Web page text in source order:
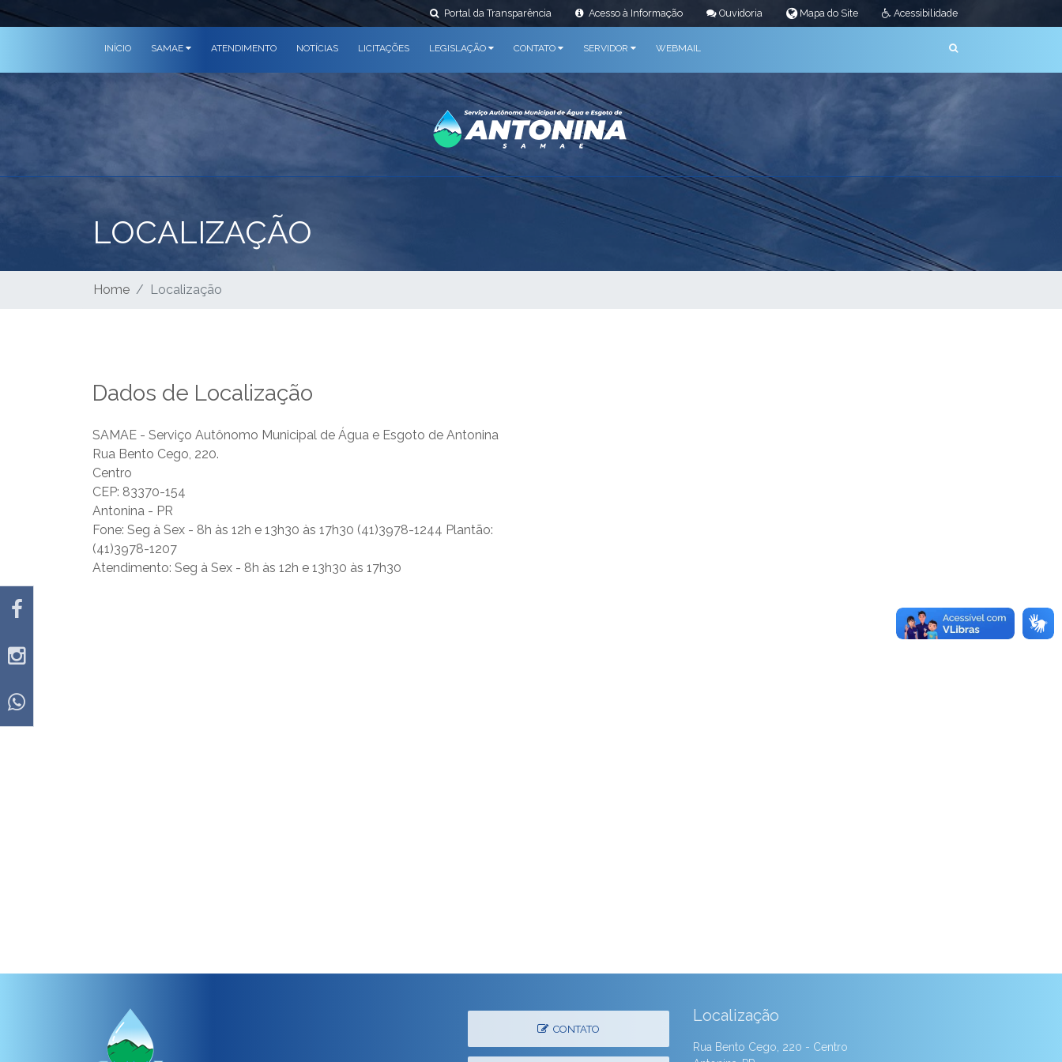
Acessibilidade
Mapa do Site
Ouvidoria
Acesso à Informação
Portal da Transparência
INÍCIO SAMAE ATENDIMENTO NOTÍCIAS LICITAÇÕES LEGISLAÇÃO CONTATO SERVIDOR WEBMAIL
LOCALIZAÇÃO
Home Localização
Dados de Localização
SAMAE - Serviço Autônomo Municipal de Água e Esgoto de Antonina
Rua Bento Cego, 220.
Centro
CEP: 83370-154
Antonina - PR
Fone: Seg à Sex - 8h às 12h e 13h30 às 17h30 (41)3978-1244 Plantão:
(41)3978-1207
Atendimento: Seg à Sex - 8h às 12h e 13h30 às 17h30
CONTATO
Localização
Rua Bento Cego, 220 - Centro